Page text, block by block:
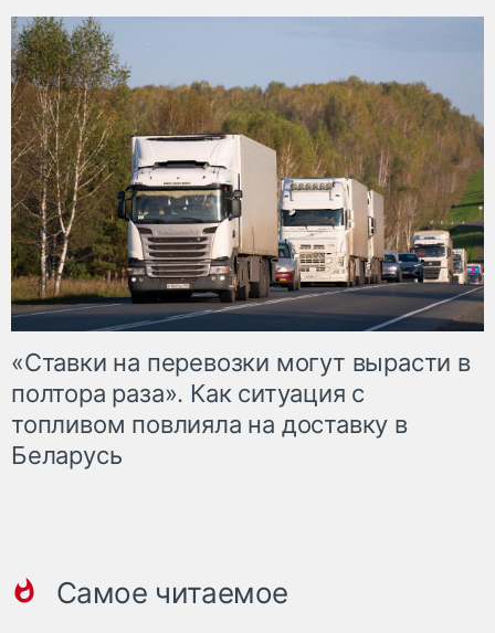
«Ставки на перевозки могут вырасти в
полтора раза». Как ситуация с
топливом повлияла на доставку в
Беларусь
Самое читаемое